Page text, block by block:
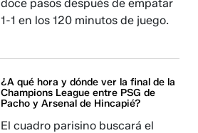
doce pasos después de empatar
1-1 en los 120 minutos de juego.
¿A qué hora y dónde ver la final de la
Champions League entre PSG de
Pacho y Arsenal de Hincapié?
El cuadro parisino buscará el